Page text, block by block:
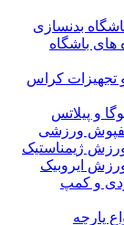
بدنسازی
های باشگاه
تجهیزات کراس
و پیلاتس
کفپوش ورزشی
ورزش ژیمناستیک
ایروبیک
و کمپ
پارچه